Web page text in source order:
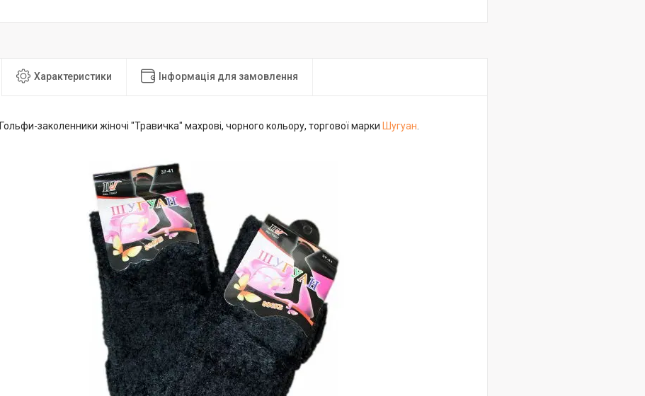
Характеристики Інформація для замовлення
Гольфи-заколенники жіночі "Травичка" махрові, чорного кольору, торгової марки Шугуан